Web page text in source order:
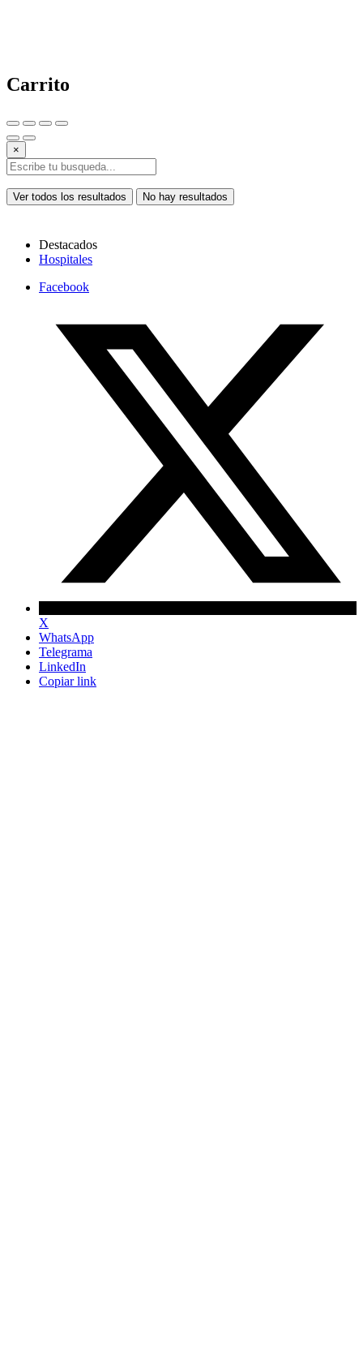
Carrito
×
Ver todos los resultados No hay resultados
Destacados
Hospitales
Facebook
X
WhatsApp
Telegrama
LinkedIn
Copiar link